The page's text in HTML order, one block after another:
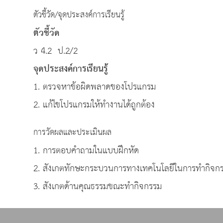
ตัวชี้วัด/จุดประสงค์การเรียนรู้
ตัวชี้วัด
ว 4.2 ป.2/2
จุดประสงค์การเรียนรู้
1. ตรวจหาข้อผิดพลาดของโปรแกรม
2. แก้ไขโปรแกรมให้ทำงานได้ถูกต้อง
การวัดผลและประเมินผล
1. การตอบคำถามในแบบฝึกหัด
2. สังเกตทักษะกระบวนการทางเทคโนโลยีในการทำกิจก
3. สังเกตด้านคุณธรรมขณะทำกิจกรรม